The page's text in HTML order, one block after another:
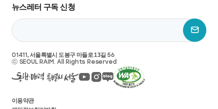
뉴스레터 구독 신청
01411, 서울특별시 도봉구 마들로 13길 56
ⓒ SEOUL RAIM. All Rights Reserved
이용약관